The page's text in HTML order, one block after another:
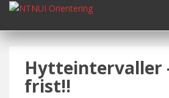
i
Hytteintervaller
frist!!